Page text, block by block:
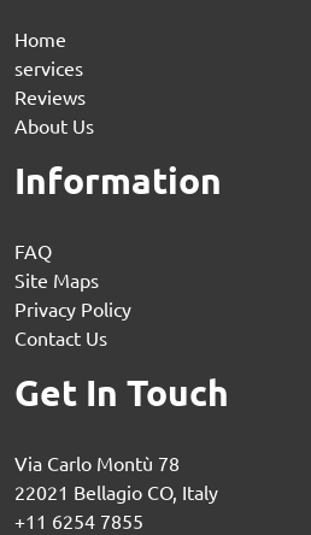
Home
services
Reviews
About Us
Information
FAQ
Site Maps
Privacy Policy
Contact Us
Get In Touch
Via Carlo Montù 78
22021 Bellagio CO, Italy
+11 6254 7855